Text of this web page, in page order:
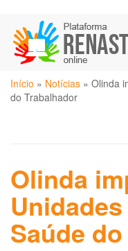
para
conteúdo
principal
Você
está
Início » Notícias » Olinda
do Trabalhador
Olinda
Saúde